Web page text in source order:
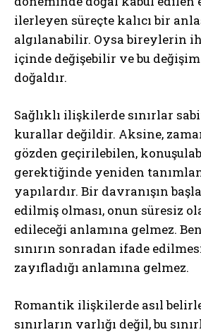
ilerleyen süreçte kalıcı bir
algılanabilir. Oysa bireylerin
içinde değişebilir ve bu
doğaldır.
Sağlıklı ilişkilerde sınırlar
kurallar değildir. Aksine,
gözden geçirilebilen,
gerektiğinde yeniden
yapılardır. Bir davranışın
edilmiş olması, onun süresiz
edileceği anlamına gelmez.
sınırın sonradan ifade
zayıfladığı anlamına gelmez.
Romantik ilişkilerde asıl
sınırların varlığı değil, bu